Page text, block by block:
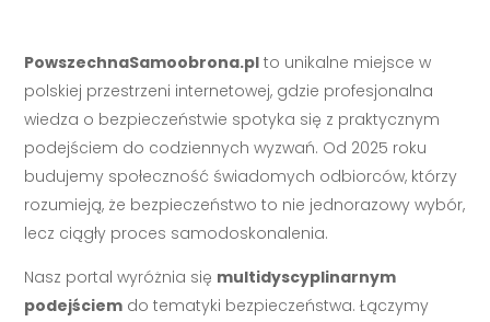
PowszechnaSamoobrona.pl to unikalne miejsce w
polskiej przestrzeni internetowej, gdzie profesjonalna
wiedza o bezpieczeństwie spotyka się z praktycznym
podejściem do codziennych wyzwań. Od 2025 roku
budujemy społeczność świadomych odbiorców, którzy
rozumieją, że bezpieczeństwo to nie jednorazowy wybór,
lecz ciągły proces samodoskonalenia.
Nasz portal wyróżnia się multidyscyplinarnym
podejściem do tematyki bezpieczeństwa. Łączymy